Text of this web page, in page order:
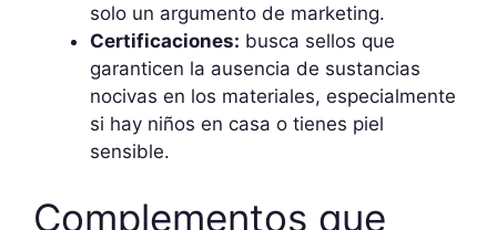
solo un argumento de marketing.
Certificaciones: busca sellos que
garanticen la ausencia de sustancias
nocivas en los materiales, especialmente
si hay niños en casa o tienes piel
sensible.
Complementos que